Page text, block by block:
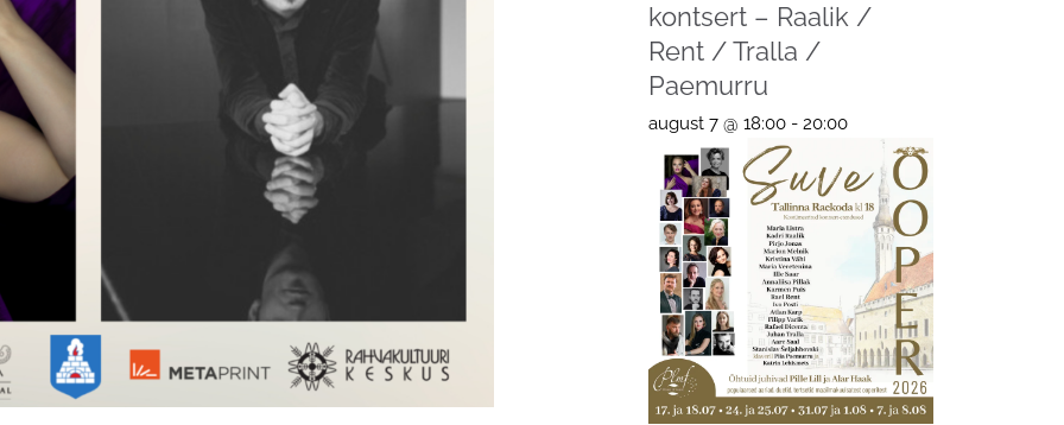
kontsert – Raalik /
Rent / Tralla /
Paemurru
august 7 @ 18:00- 20:00